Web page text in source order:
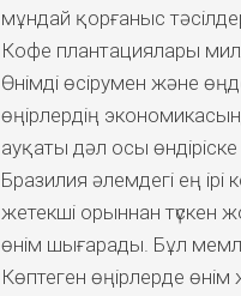
мұндай қорғаныс
Кофе плантациялары
Өнімді өсірумен және
өңірлердің
ауқаты дәл осы
Бразилия әлемдегі ең
жетекші орыннан түскен
өнім шығарады. Бұл
Көптеген өңірлерде өнім